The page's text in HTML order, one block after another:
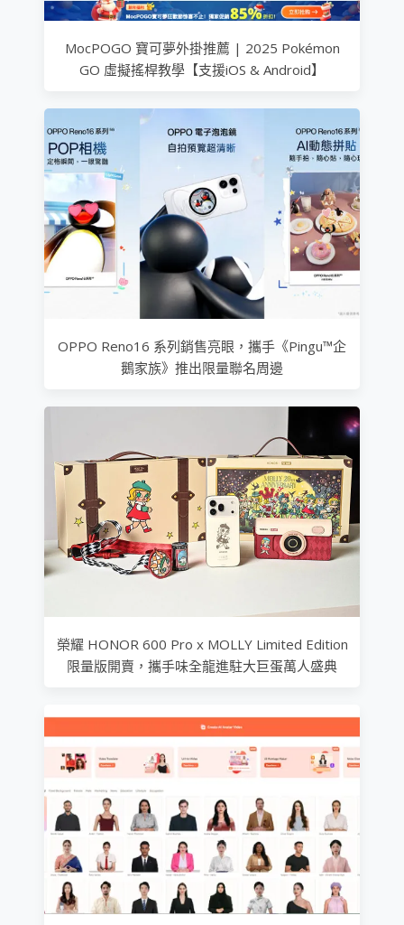
MocPOGO 寶可夢外掛推薦 | 2025 Pokémon
GO 虛擬搖桿教學【支援iOS & Android】
OPPO Reno16 系列銷售亮眼，攜手《Pingu™企
鵝家族》推出限量聯名周邊
榮耀 HONOR 600 Pro x MOLLY Limited Edition
限量版開賣，攜手味全龍進駐大巨蛋萬人盛典